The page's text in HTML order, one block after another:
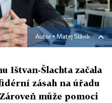
Autor ▪Matej Slávik
Ištvan-Šlachta začala
zásah na úřadu
může pomoci